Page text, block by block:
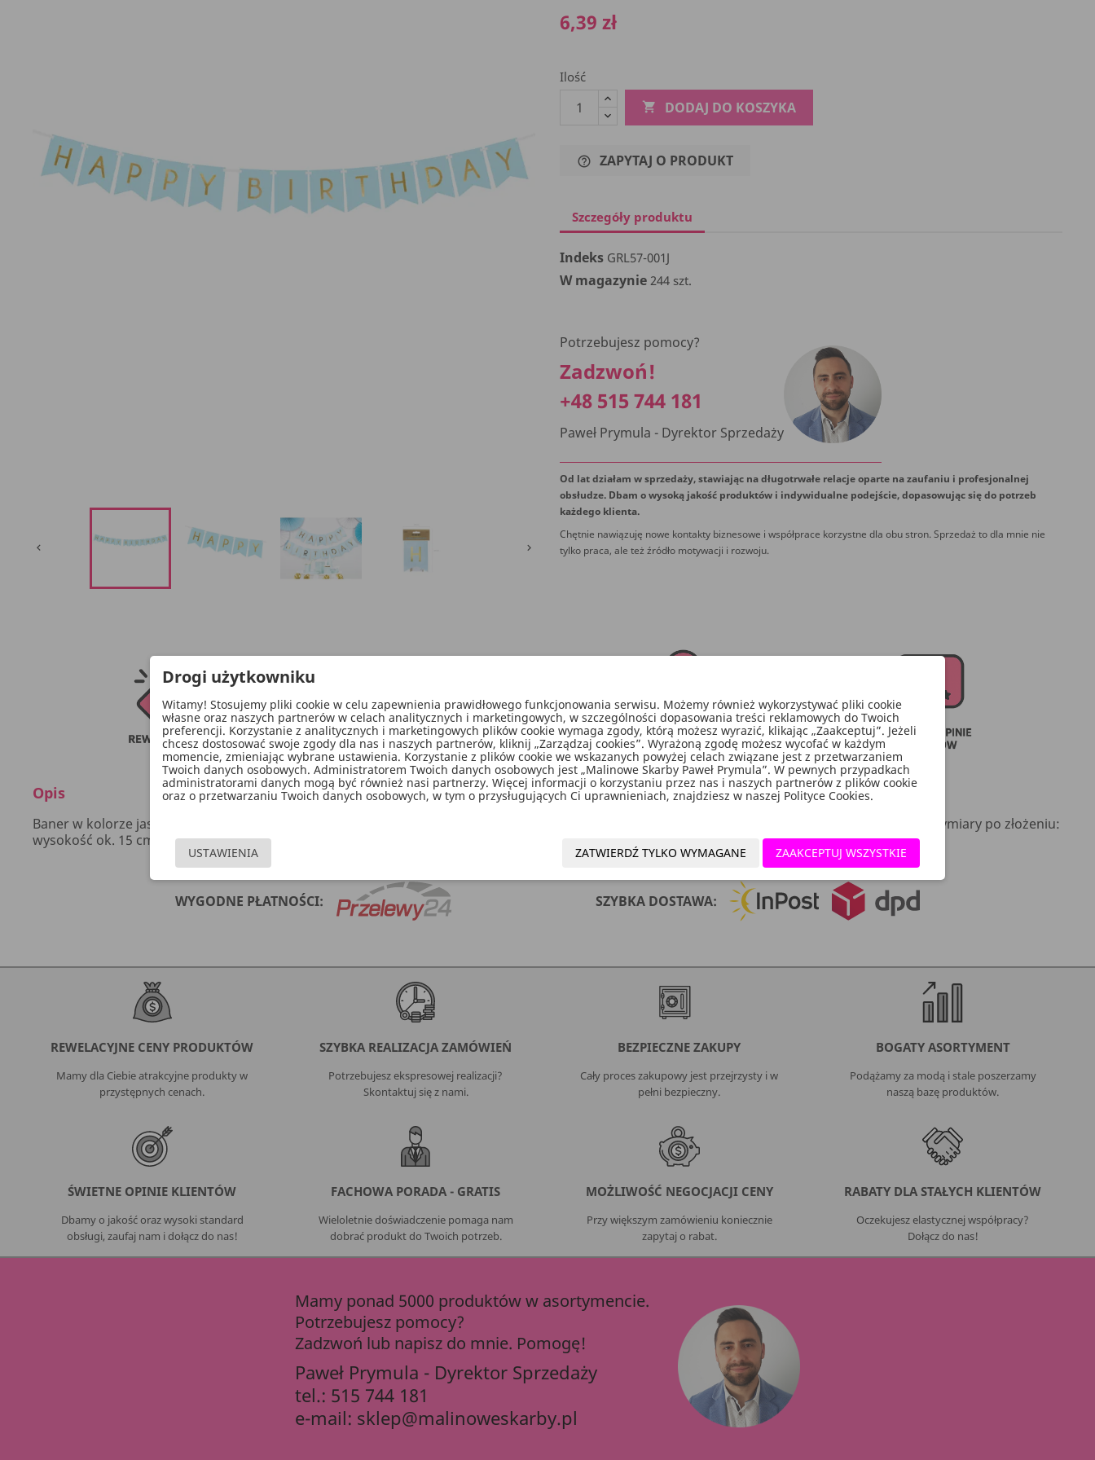
 
6,39 zł
Ilość
 DODAJ DO KOSZYKA
help_outline ZAPYTAJ O PRODUKT
Szczegóły produktu
Indeks GRL57-001J
W magazynie 244 szt.
Potrzebujesz pomocy?
Zadzwoń!
+48 515 744 181
Paweł Prymula - Dyrektor Sprzedaży
Od lat działam w sprzedaży, stawiając na długotrwałe relacje oparte na zaufaniu i profesjonalnej
obsłudze. Dbam o wysoką jakość produktów i indywidualne podejście, dopasowując się do potrzeb
każdego klienta.
Chętnie nawiązuję nowe kontakty biznesowe i współprace korzystne dla obu stron. Sprzedaż to dla mnie nie
tylko praca, ale też źródło motywacji i rozwoju.
Opis
Baner w kolorze jasnoniebieskim ze złotym napisem Happy Birthday, do samodzielnego złożenia, zestaw zawiera literki i ok. 2,5 m białej tasiemki, wymiary po złożeniu:
wysokość ok. 15 cm, długość ok. 175 cm.
WYGODNE PŁATNOŚCI: SZYBKA DOSTAWA:
REWELACYJNE CENY PRODUKTÓW
Mamy dla Ciebie atrakcyjne produkty w
przystępnych cenach.
SZYBKA REALIZACJA ZAMÓWIEŃ
Potrzebujesz ekspresowej realizacji?
Skontaktuj się z nami.
BEZPIECZNE ZAKUPY
Cały proces zakupowy jest przejrzysty i w
pełni bezpieczny.
BOGATY ASORTYMENT
Podążamy za modą i stale poszerzamy
naszą bazę produktów.
ŚWIETNE OPINIE KLIENTÓW
Dbamy o jakość oraz wysoki standard
obsługi, zaufaj nam i dołącz do nas!
FACHOWA PORADA - GRATIS
Wieloletnie doświadczenie pomaga nam
dobrać produkt do Twoich potrzeb.
MOŻLIWOŚĆ NEGOCJACJI CENY
Przy większym zamówieniu koniecznie
zapytaj o rabat.
RABATY DLA STAŁYCH KLIENTÓW
Oczekujesz elastycznej współpracy?
Dołącz do nas!
Mamy ponad 5000 produktów w asortymencie.
Potrzebujesz pomocy?
Zadzwoń lub napisz do mnie. Pomogę!
Paweł Prymula - Dyrektor Sprzedaży
tel.: 515 744 181
e-mail: sklep@malinoweskarby.pl
Drogi użytkowniku
Witamy! Stosujemy pliki cookie w celu zapewnienia prawidłowego funkcjonowania serwisu. Możemy również wykorzystywać pliki cookie
własne oraz naszych partnerów w celach analitycznych i marketingowych, w szczególności dopasowania treści reklamowych do Twoich
preferencji. Korzystanie z analitycznych i marketingowych plików cookie wymaga zgody, którą możesz wyrazić, klikając „Zaakceptuj”. Jeżeli
chcesz dostosować swoje zgody dla nas i naszych partnerów, kliknij „Zarządzaj cookies”. Wyrażoną zgodę możesz wycofać w każdym
momencie, zmieniając wybrane ustawienia. Korzystanie z plików cookie we wskazanych powyżej celach związane jest z przetwarzaniem
Twoich danych osobowych. Administratorem Twoich danych osobowych jest „Malinowe Skarby Paweł Prymula”. W pewnych przypadkach
administratorami danych mogą być również nasi partnerzy. Więcej informacji o korzystaniu przez nas i naszych partnerów z plików cookie
oraz o przetwarzaniu Twoich danych osobowych, w tym o przysługujących Ci uprawnieniach, znajdziesz w naszej Polityce Cookies.
USTAWIENIA ZAAKCEPTUJ WSZYSTKIE
ZATWIERDŹ TYLKO WYMAGANE